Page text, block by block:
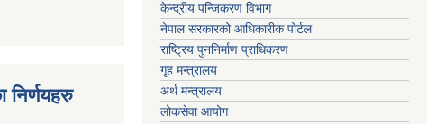
निर्णयहरु
केन्द्रीय पन्जिकरण विभाग
नेपाल सरकारको आधिकारीक पोर्टल
राष्ट्रिय पुननिर्माण प्राधिकरण
गृह मन्त्रालय
अर्थ मन्त्रालय
लोकसेवा आयोग